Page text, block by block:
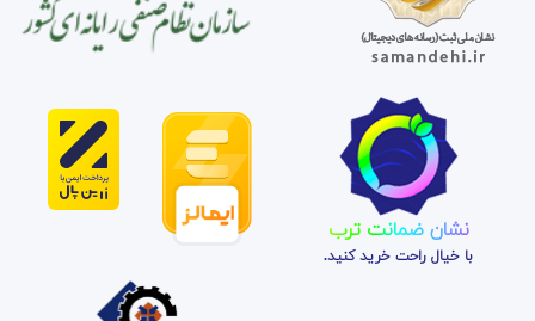
نشان ضمانت ترب
با خیال راحت خرید کنید.